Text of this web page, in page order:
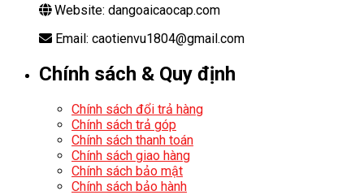
Website: dangoaicaocap.com
Email: caotienvu1804@gmail.com
Chính sách & Quy định
Chính sách đổi trả hàng
Chính sách trả góp
Chính sách thanh toán
Chính sách giao hàng
Chính sách bảo mật
Chính sách bảo hành